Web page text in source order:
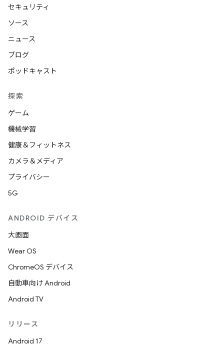
セキュリティ
ソース
ニュース
ブログ
ポッドキャスト
探索
ゲーム
機械学習
健康＆フィットネス
カメラ＆メディア
プライバシー
5G
ANDROID デバイス
大画面
Wear OS
ChromeOS デバイス
自動車向け Android
Android TV
リリース
Android 17